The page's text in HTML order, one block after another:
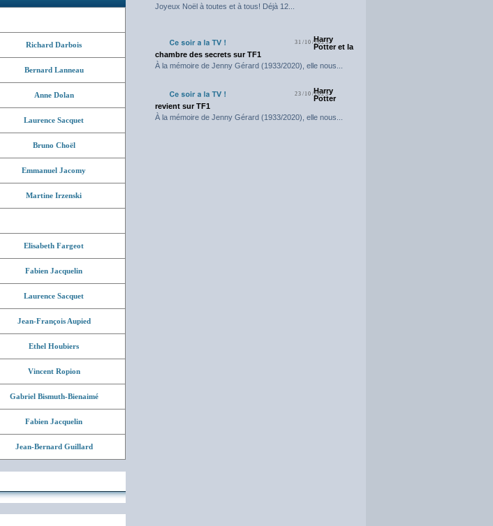
Richard Darbois
Bernard Lanneau
Anne Dolan
Laurence Sacquet
Bruno Choël
Emmanuel Jacomy
Martine Irzenski
Elisabeth Fargeot
Fabien Jacquelin
Laurence Sacquet
Jean-François Aupied
Ethel Houbiers
Vincent Ropion
Gabriel Bismuth-Bienaimé
Fabien Jacquelin
Jean-Bernard Guillard
Joyeux Noël à toutes et à tous! Déjà 12...
31/10/2023
Harry
Potter et la
chambre des secrets sur TF1
À la mémoire de Jenny Gérard (1933/2020), elle nous...
23/10/2023
Harry
Potter
revient sur TF1
À la mémoire de Jenny Gérard (1933/2020), elle nous...